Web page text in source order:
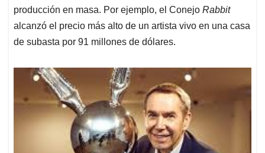
producción en masa. Por ejemplo, el Conejo Rabbit
alcanzó el precio más alto de un artista vivo en una casa
de subasta por 91 millones de dólares.